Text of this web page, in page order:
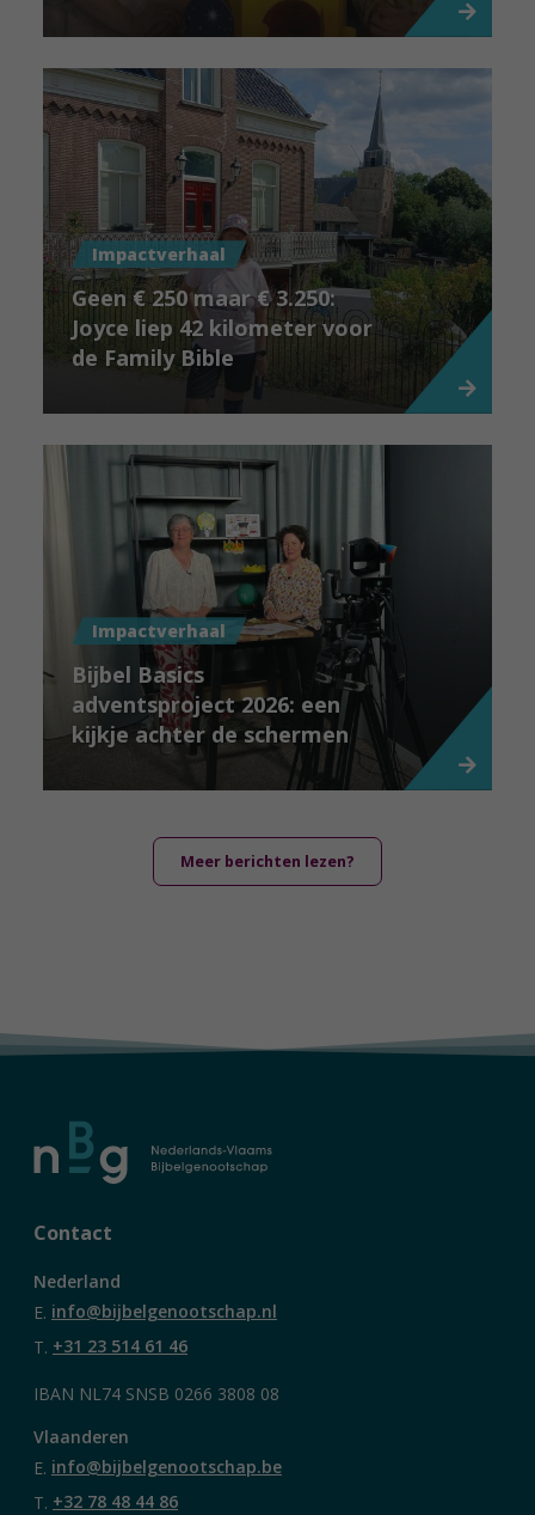
Impactverhaal
Geen € 250 maar € 3.250:
Joyce liep 42 kilometer voor
de Family Bible
Impactverhaal
Bijbel Basics
adventsproject 2026: een
kijkje achter de schermen
Meer berichten lezen?
Contact
Nederland
E. info@bijbelgenootschap.nl
T. +31 23 514 61 46
IBAN NL74 SNSB 0266 3808 08
Vlaanderen
E. info@bijbelgenootschap.be
T. +32 78 48 44 86